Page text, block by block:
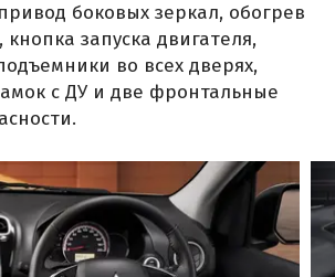
боковых зеркал, обогрев
кнопка запуска двигателя,
во всех дверях,
с ДУ и две фронтальные